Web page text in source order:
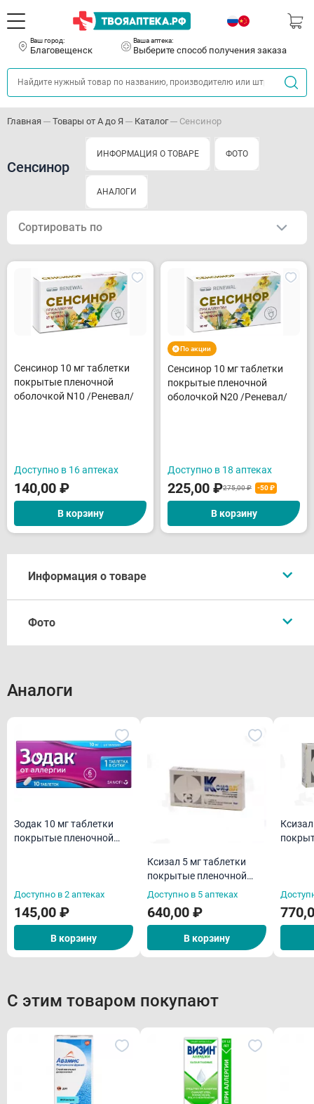
Ваш город:
Благовещенск
Ваша аптека:
Выберите способ получения заказа
Главная Товары от А до Я Каталог Сенсинор
Сенсинор
ИНФОРМАЦИЯ О ТОВАРЕ ФОТО
АНАЛОГИ
Сортировать по
Сенсинор 10 мг таблетки
покрытые пленочной
оболочкой N10 /Реневал/
Доступно в 16 аптеках
140,00 ₽
В корзину
По акции
Сенсинор 10 мг таблетки
покрытые пленочной
оболочкой N20 /Реневал/
Доступно в 18 аптеках
275,00 ₽
225,00 ₽ -50 ₽
В корзину
Информация о товаре
Производитель:
Имеются противопоказания, необходима консультация
специалиста
Внешний вид товара может отличаться от фотографии на сайте
Фармакологическое действие
Передозировка
Противопоказания
Применение при беременности и кормлении
грудью
Лекарственное взаимодействие
Особые указания
Условия хранения
Фото
Аналоги
Зодак 10 мг таблетки
покрытые пленочной
Доступно в 2 аптеках
145,00 ₽
В корзину
Ксизал 5 мг таблетки
покрытые пленочной
оболочкой N7
Доступно в 5 аптеках
640,00 ₽
В корзину
С этим товаром покупают